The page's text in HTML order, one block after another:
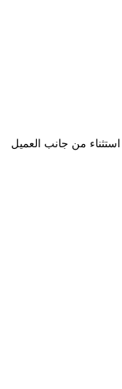
من جانب العميل